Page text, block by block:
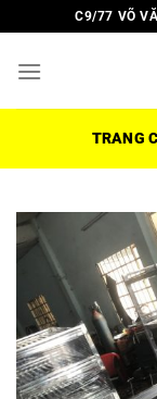
đến
nội
C9/77 VÕ
TRANG